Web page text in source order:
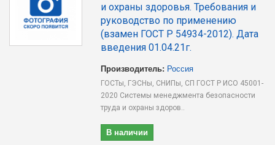
и охраны здоровья. Требования и
руководство по применению
(взамен ГОСТ Р 54934-2012). Дата
введения 01.04.21г.
Производитель: Россия
ГОСТы, ГЭСНы, СНИПы, СП ГОСТ Р ИСО 45001-
2020 Системы менеджмента безопасности
труда и охраны здоров..
В наличии